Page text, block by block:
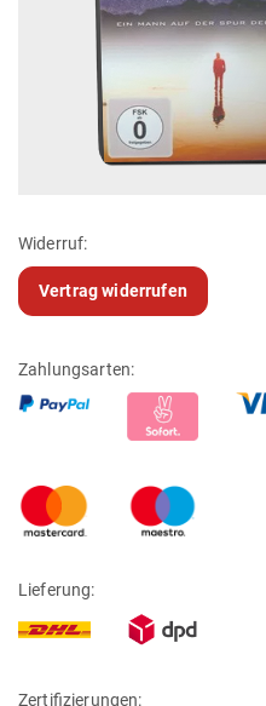
Widerruf:
Vertrag widerrufen
Zahlungsarten:
Lieferung:
Zertifizierungen: